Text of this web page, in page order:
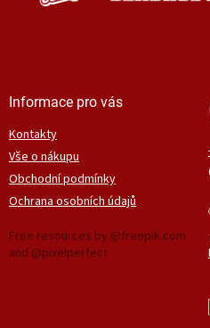
Informace pro vás
Kontakty
Vše o nákupu
Obchodní podmínky
Ochrana osobních údajů
Free resources by @freepik.com
and @pixelperfect